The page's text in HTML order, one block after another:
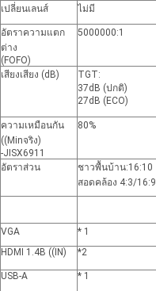
เปลี่ยนเลนส์ ไม่มี
อัตราความแตก
ต่าง
(FOFO)
5000000:1
เสียงเสียง (dB)
TGT:
37dB (ปกติ)
27dB (ECO)
ความเหมือนกัน
((Minจริง)
-JISX6911
80%
อัตราส่วน
ชาวพื้นบ้าน:16:10
สอดคล้อง 4:3/16:9
VGA
* 1
HDMI 1.4B ((IN)
*2
USB-A * 1